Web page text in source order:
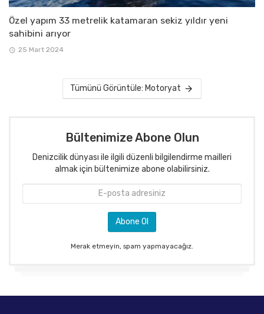
Özel yapım 33 metrelik katamaran sekiz yıldır yeni
sahibini arıyor
25 Mart 2024
Tümünü Görüntüle: Motoryat
Bültenimize Abone Olun
Denizcilik dünyası ile ilgili düzenli bilgilendirme mailleri
almak için bültenimize abone olabilirsiniz.
Merak etmeyin, spam yapmayacağız.